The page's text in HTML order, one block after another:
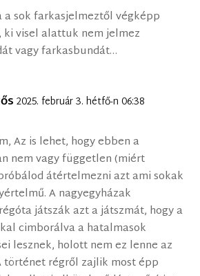
a sok farkasjelmeztől végképp
ki visel alattuk nem jelmez
vagy farkasbundát…
2025. február 3. hétfő-n 06:38
Az is lehet, hogy ebben a
nem vagy független (miért
átértelmezni azt ami sokak
A nagyegyházak
játszák azt a játszmát, hogy a
cimborálva a hatalmasok
lesznek, holott nem ez lenne az
történet régről zajlik most épp